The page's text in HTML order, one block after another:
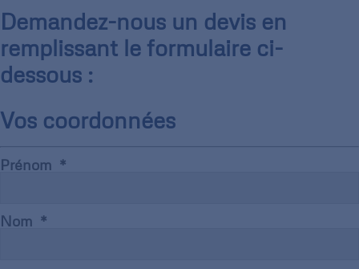
Demandez-nous un devis en
remplissant le formulaire ci-
dessous :
Vos coordonnées
Prénom
Nom